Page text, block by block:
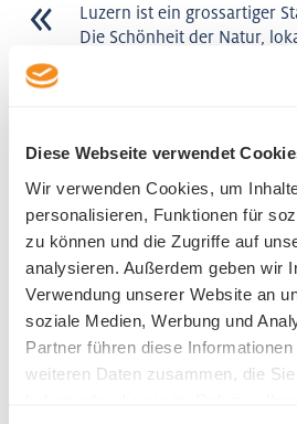
Diese Webseite verwendet
Wir verwenden Cookies, um
personalisieren, Funktionen für
zu können und die Zugriffe auf
analysieren. Außerdem geben wir
Verwendung unserer Website an
soziale Medien, Werbung und
Partner führen diese
weiteren Daten zusammen, die
Luzern ist ein grossartiger
Die Schönheit der Natur,
Kombination hilft uns, die
der Wirtschaftsförderung
Ansiedlung sehr hilfreich.
Tim Dawson-Townsend
ehemaliger Managing
Aurora Swiss Aerospace